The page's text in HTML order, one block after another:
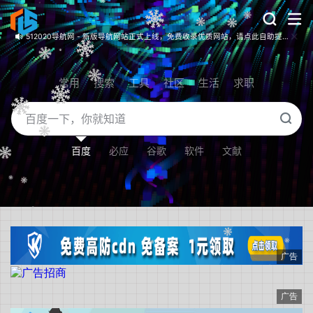
512020导航网 - 新版导航网站正式上线，免费收录优质网站，请点此自助提交！
常用 搜索 工具 社区 生活 求职
百度 必应 谷歌 软件 文献